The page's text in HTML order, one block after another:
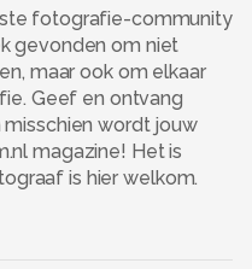
fotografie-community
gevonden om niet
maar ook om elkaar
Geef en ontvang
wordt jouw
magazine! Het is
is hier welkom.